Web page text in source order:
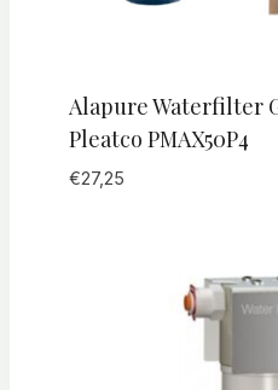
Alapure Waterfilter
Pleatco PMAX50P4
€27,25